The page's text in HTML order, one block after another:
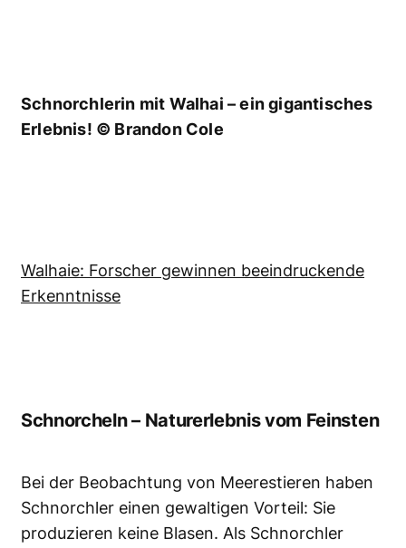
Schnorchlerin mit Walhai – ein gigantisches
Erlebnis! © Brandon Cole
Walhaie: Forscher gewinnen beeindruckende
Erkenntnisse
Schnorcheln – Naturerlebnis vom Feinsten
Bei der Beobachtung von Meerestieren haben
Schnorchler einen gewaltigen Vorteil: Sie
produzieren keine Blasen. Als Schnorchler